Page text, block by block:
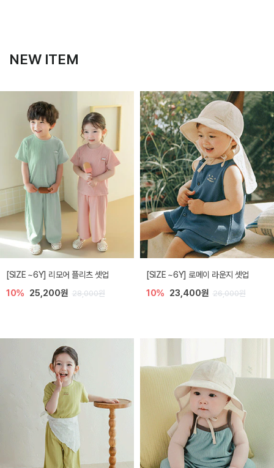
NEW ITEM
[SIZE ~6Y] 리모어 플리츠 셋업
10% 25,200원 28,000원
[SIZE ~6Y] 로메이 라운지 셋업
10% 23,400원 26,000원